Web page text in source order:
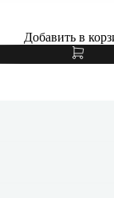
Добавить в